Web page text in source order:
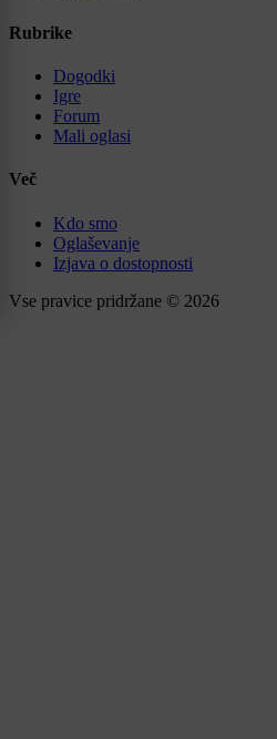
Rubrike
Dogodki
Igre
Forum
Mali oglasi
Več
Kdo smo
Oglaševanje
Izjava o dostopnosti
Vse pravice pridržane © 2026